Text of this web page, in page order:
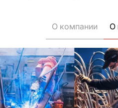
О компании О